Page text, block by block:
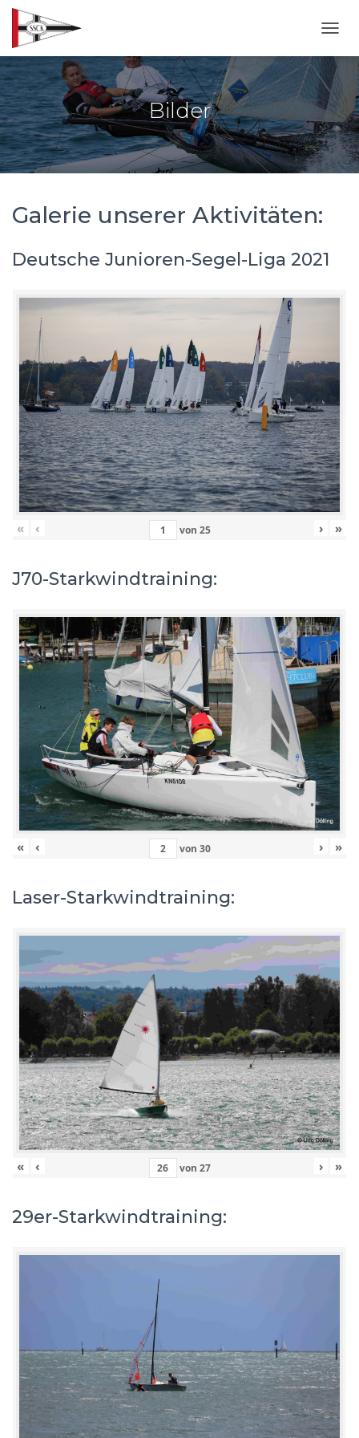
Bilder
Galerie unserer Aktivitäten:
Deutsche Junioren-Segel-Liga 2021
« ‹ von 25 › »
J70-Starkwindtraining:
« ‹ von 30 › »
Laser-Starkwindtraining:
« ‹ von 27 › »
29er-Starkwindtraining: